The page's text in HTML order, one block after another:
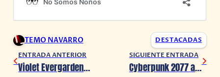
TEMO NAVARRO
DESTACADAS
ENTRADA ANTERIOR
Violet Evergarden muestra una canción de TRUE en su nuevo trailer
SIGUIENTE ENTRADA
Cyberpunk 2077 anuncia su anime: Edgerunners